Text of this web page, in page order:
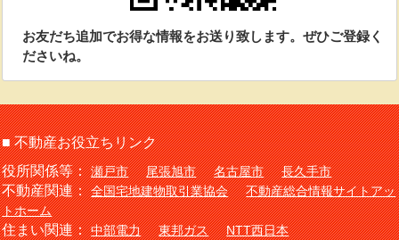
お友だち追加でお得な情報をお送り致します。ぜひご登録く
ださいね。
■ 不動産お役立ちリンク
役所関係等：瀬戸市 尾張旭市 名古屋市 長久手市
不動産関連：全国宅地建物取引業協会
不動産総合情報サイトアッ
トホーム
住まい関連：中部電力 東邦ガス NTT西日本